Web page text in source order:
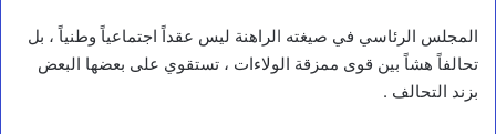
المجلس الرئاسي في صيغته الراهنة ليس عقداً اجتماعياً وطنياً ، بل
تحالفاً هشاً بين قوى ممزقة الولاءات ، تستقوي على بعضها البعض
بزند التحالف .